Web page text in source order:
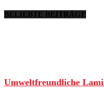
BELIEBTE BEITRÄGE
Umweltfreundliche